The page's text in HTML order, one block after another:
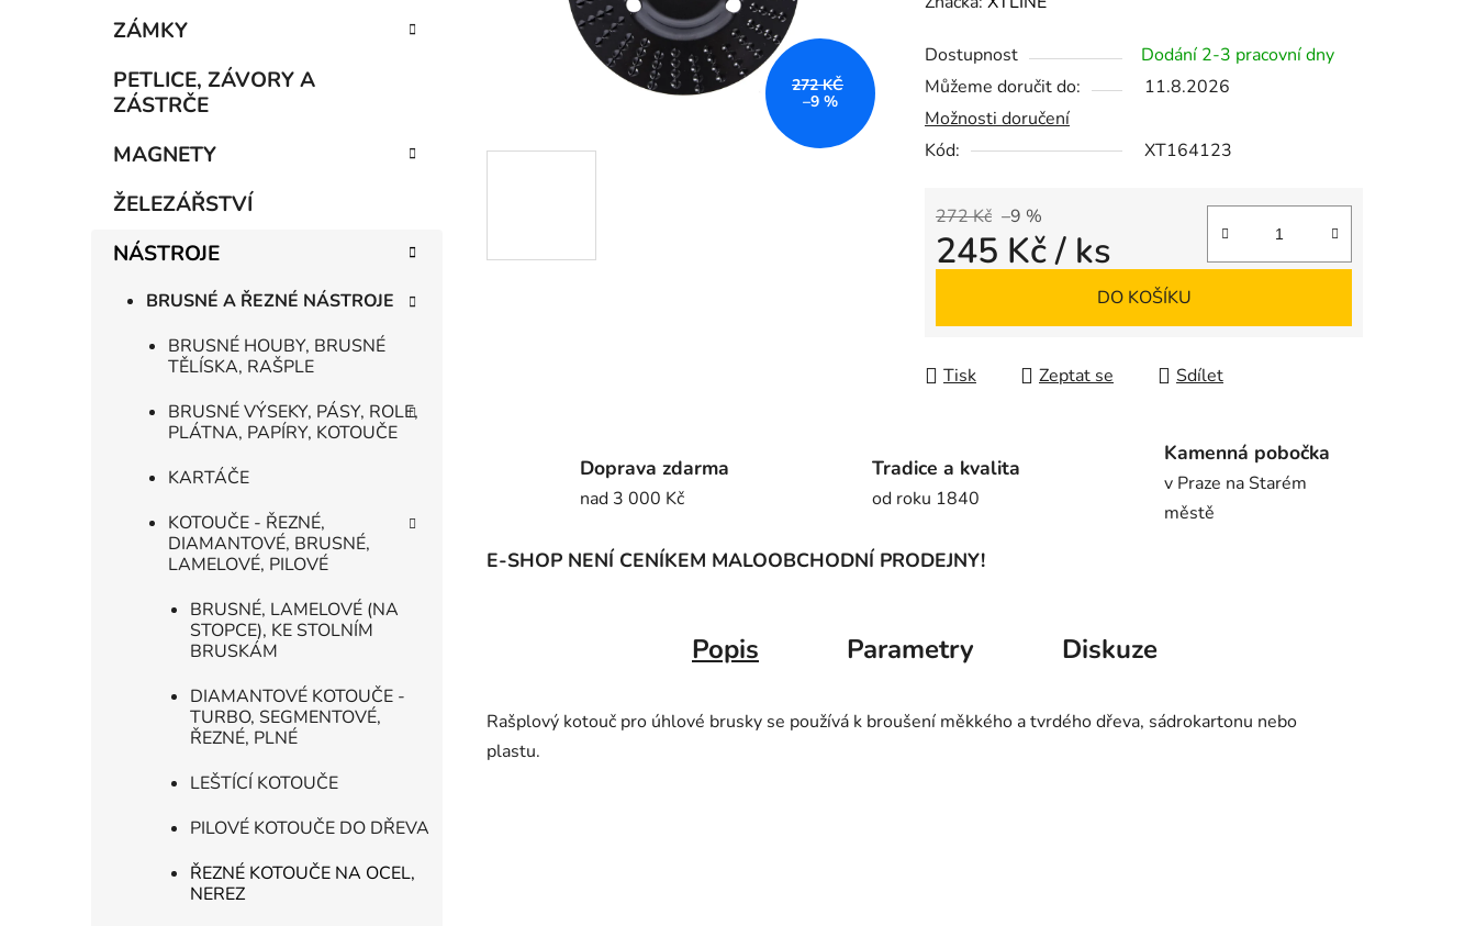
ZÁMKY
PETLICE, ZÁVORY A
ZÁSTRČE
MAGNETY
ŽELEZÁŘSTVÍ
NÁSTROJE
BRUSNÉ A ŘEZNÉ NÁSTROJE
BRUSNÉ HOUBY, BRUSNÉ
TĚLÍSKA, RAŠPLE
BRUSNÉ VÝSEKY, PÁSY, ROLE,
PLÁTNA, PAPÍRY, KOTOUČE
KARTÁČE
KOTOUČE - ŘEZNÉ,
DIAMANTOVÉ, BRUSNÉ,
LAMELOVÉ, PILOVÉ
BRUSNÉ, LAMELOVÉ (NA
STOPCE), KE STOLNÍM
BRUSKÁM
DIAMANTOVÉ KOTOUČE -
TURBO, SEGMENTOVÉ,
ŘEZNÉ, PLNÉ
LEŠTÍCÍ KOTOUČE
PILOVÉ KOTOUČE DO DŘEVA
ŘEZNÉ KOTOUČE NA OCEL,
NEREZ
je
0,0
z
5
Dostupnost
Dodání 2-3 pracovní dny
Můžeme doručit do:
11.8.2026
Možnosti doručení
Kód:
XT164123
272 Kč –9 %
245 Kč/ ks
DO KOŠÍKU
Tisk Zeptat se Sdílet
272 KČ
–9 %
Doprava zdarma
nad 3 000 Kč
Tradice a kvalita
od roku 1840
Kamenná pobočka
v Praze na Starém
městě
E-SHOP NENÍ CENÍKEM MALOOBCHODNÍ PRODEJNY!
Popis Parametry Diskuze
Rašplový kotouč pro úhlové brusky se používá k broušení měkkého a tvrdého dřeva, sádrokartonu nebo
plastu.